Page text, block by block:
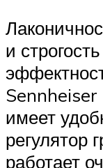
и
имеет
регулятор
работает